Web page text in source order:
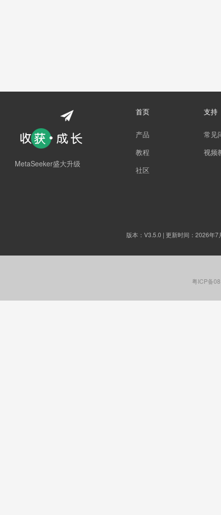
MetaSeeker盛大升级
首页
产品
教程
社区
支持
常见
视频
版本： V3.5.0 | 更新时间：2026年
粤ICP备